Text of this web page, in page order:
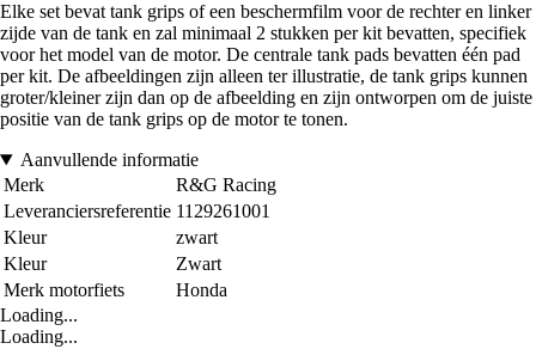
Elke set bevat tank grips of een beschermfilm voor de rechter en linker
zijde van de tank en zal minimaal 2 stukken per kit bevatten, specifiek
voor het model van de motor. De centrale tank pads bevatten één pad
per kit. De afbeeldingen zijn alleen ter illustratie, de tank grips kunnen
groter/kleiner zijn dan op de afbeelding en zijn ontworpen om de juiste
positie van de tank grips op de motor te tonen.
Aanvullende informatie
Merk
R&G Racing
Leveranciersreferentie 1129261001
Kleur
zwart
Kleur
Zwart
Merk motorfiets
Honda
Loading...
Loading...